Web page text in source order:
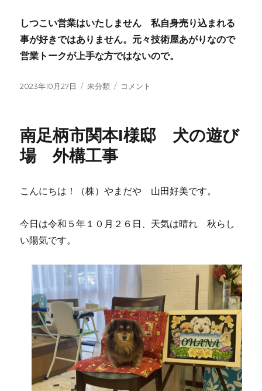
しつこい営業はいたしません 私自身売り込まれる
事が好きではありません。元々技術屋あがりなので
営業トークが上手な方ではないので。
投
2023年10月27日
カ
ー
未分類
小
蓮
邸
ッ
ー
ム
工
事
に
コメント
南足柄市関本I様邸 犬の遊び
場 外構工事
こんにちは！（株）やまだや 山田好美です。
今日は令和５年１０月２６日、天気は晴れ 秋らし
い陽気です。